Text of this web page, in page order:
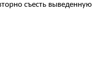
съесть выведенную